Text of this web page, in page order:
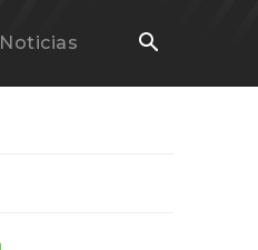
Noticias